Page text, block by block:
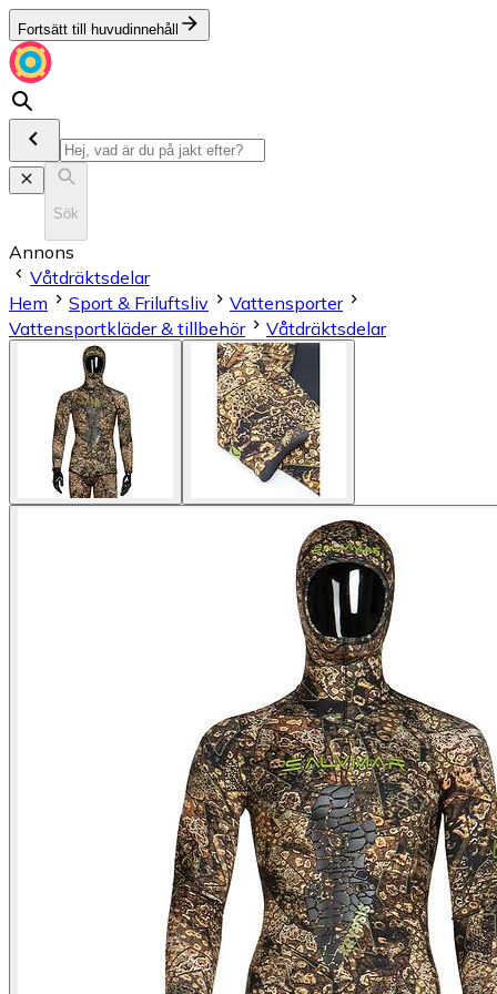
Fortsätt till huvudinnehåll
Sök
Annons
Våtdräktsdelar
Hem
Sport & Friluftsliv
Vattensporter
Vattensportkläder & tillbehör
Våtdräktsdelar